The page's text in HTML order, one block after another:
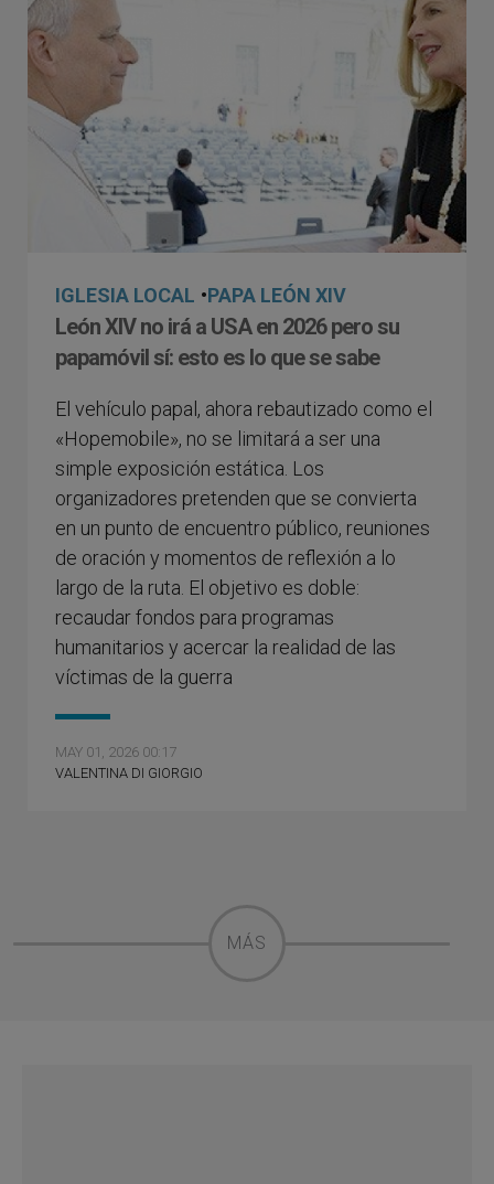
IGLESIA LOCAL •PAPA LEÓN XIV
León XIV no irá a USA en 2026 pero su
papamóvil sí: esto es lo que se sabe
El vehículo papal, ahora rebautizado como el
«Hopemobile», no se limitará a ser una
simple exposición estática. Los
organizadores pretenden que se convierta
en un punto de encuentro público, reuniones
de oración y momentos de reflexión a lo
largo de la ruta. El objetivo es doble:
recaudar fondos para programas
humanitarios y acercar la realidad de las
víctimas de la guerra
MAY 01, 2026 00:17
VALENTINA DI GIORGIO
MÁS